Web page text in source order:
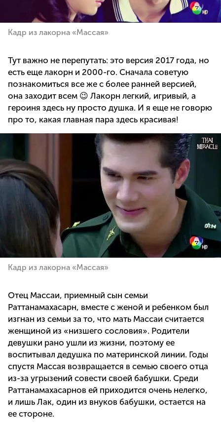
Кадр из лакорна «Массая»
Тут важно не перепутать: это версия 2017 года, но
есть еще лакорн и 2000-го. Сначала советую
познакомиться все же с более ранней версией,
она заходит всем 😉 Лакорн легкий, игривый, а
героиня здесь ну просто душка. И я еще не говорю
про то, какая главная пара здесь красивая!
Кадр из лакорна «Массая»
Отец Массаи, приемный сын семьи
Раттанамахасарн, вместе с женой и ребенком был
изгнан из семьи за то, что мать Массаи считается
женщиной из «низшего сословия». Родители
девушки рано ушли из жизни, поэтому ее
воспитывал дедушка по материнской линии. Годы
спустя Массая возвращается в семью своего отца
из-за угрызений совести своей бабушки. Среди
Раттанамахасарнов ей приходится очень нелегко,
и лишь Лак, один из внуков бабушки, остается на
ее стороне.